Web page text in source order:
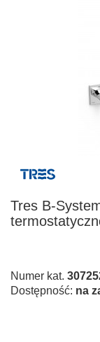
Tres B-
Numer kat.
Dostępność: na